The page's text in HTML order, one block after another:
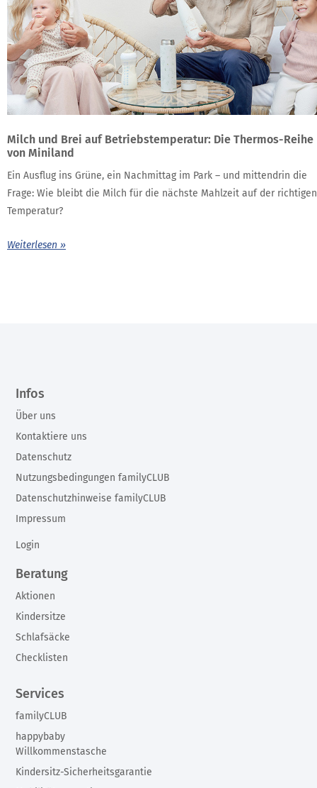
Milch und Brei auf Betriebstemperatur: Die Thermos-Reihe
von Miniland
Ein Ausflug ins Grüne, ein Nachmittag im Park – und mittendrin die
Frage: Wie bleibt die Milch für die nächste Mahlzeit auf der richtigen
Temperatur?
Weiterlesen »
Beratung
Aktionen
Kindersitze
Schlafsäcke
Checklisten
Services
familyCLUB
happybaby
Willkommenstasche
Kindersitz-Sicherheitsgarantie
Infos
Über uns
Kontaktiere uns
Datenschutz
Nutzungsbedingungen familyCLUB
Datenschutzhinweise familyCLUB
Impressum
Login